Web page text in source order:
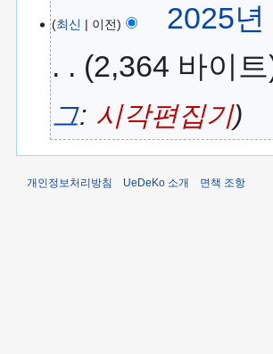
최신 이전
2025
2,364 바이트
그: 시각편집기
개인정보처리방침 UeDeKo 소개 면책 조항